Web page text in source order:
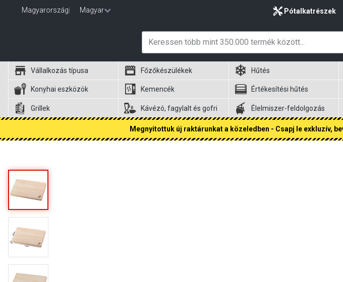
Magyarország Magyar Pótalkatrészek
Vállalkozás típusa Főzőkészülékek Hűtés
Konyhai eszközök Kemencék Értékesítési hűtés
Grillek Kávézó, fagylalt és gofri Élelmiszer-feldolgozás
Megnyitottuk új raktárunkat a közeledben - Csapj le exkluzív,